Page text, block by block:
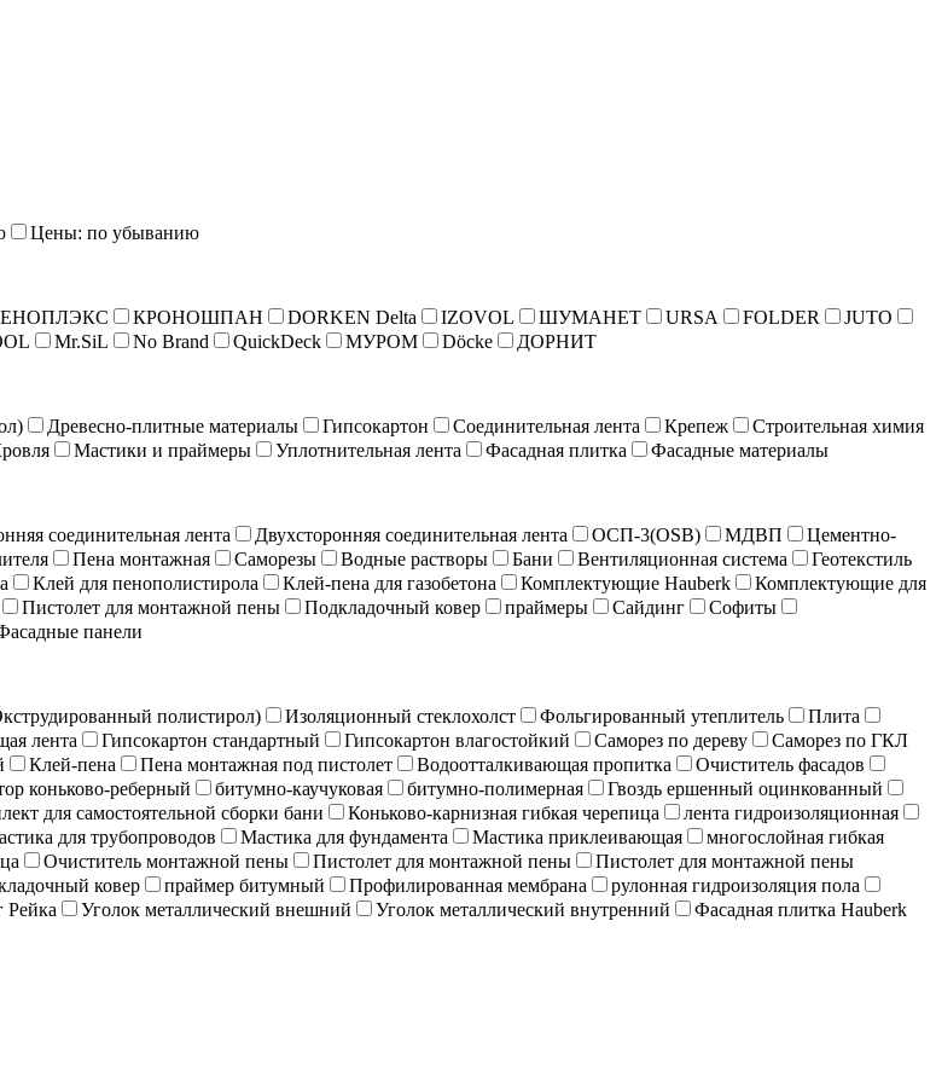
Цены: по убыванию
КРОНОШПАН DORKEN Delta IZOVOL ШУМАНЕТ URSA FOLDER
JUTO
Mr.SiL No Brand QuickDeck МУРОМ Döcke
ДОРНИТ
Древесно-плитные материалы Гипсокартон Соединительная лента Крепеж
Строительная химия
Мастики и праймеры Уплотнительная лента Фасадная плитка
Фасадные материалы
соединительная лента Двухсторонняя соединительная лента ОСП-3(OSB) МДВП
Цементно-
Пена монтажная Саморезы Водные растворы Бани Вентиляционная система
Геотекстиль
Клей для пенополистирола Клей-пена для газобетона Комплектующие Hauberk
Комплектующие для
Пистолет для монтажной пены Подкладочный ковер праймеры Сайдинг
Софиты
панели
полистирол) Изоляционный стеклохолст Фольгированный утеплитель
Плита
лента Гипсокартон стандартный Гипсокартон влагостойкий Саморез по дереву
Саморез по ГКЛ
Клей-пена Пена монтажная под пистолет Водоотталкивающая пропитка
Очиститель фасадов
коньково-реберный битумно-каучуковая битумно-полимерная
Гвоздь ершенный оцинкованный
для самостоятельной сборки бани Коньково-карнизная гибкая черепица
лента гидроизоляционная
для трубопроводов Мастика для фундамента Мастика приклеивающая
многослойная гибкая
Очиститель монтажной пены Пистолет для монтажной пены
Пистолет для монтажной пены
ковер праймер битумный Профилированная мембрана
рулонная гидроизоляция пола
Рейка Уголок металлический внешний Уголок металлический внутренний
Фасадная плитка Hauberk